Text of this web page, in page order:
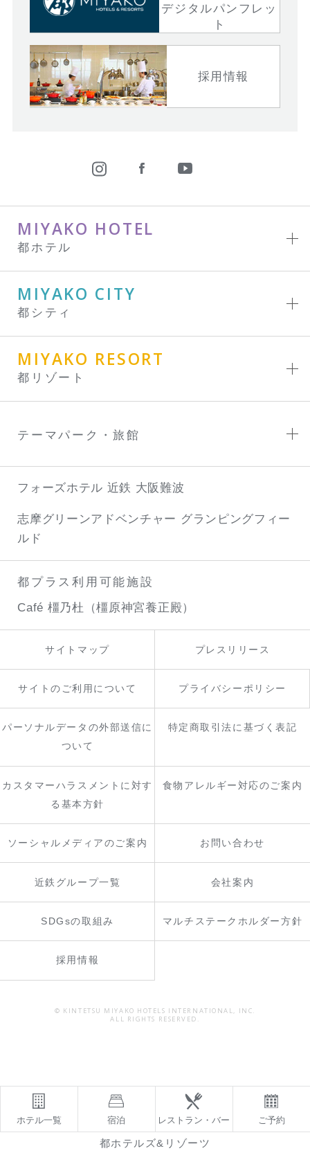
デジタルパンフレッ
ト
採用情報
MIYAKO HOTEL
都ホテル
MIYAKO CITY
都シティ
MIYAKO RESORT
都リゾート
テーマパーク・旅館
フォーズホテル 近鉄 大阪難波
志摩グリーンアドベンチャー グランピングフィー
ルド
都プラス利用可能施設
Café 橿乃杜（橿原神宮養正殿）
サイトマップ プレスリリース
サイトのご利用について プライバシーポリシー
パーソナルデータの外部送信に
ついて
特定商取引法に基づく表記
カスタマーハラスメントに対す
る基本方針
食物アレルギー対応のご案内
ソーシャルメディアのご案内 お問い合わせ
近鉄グループ一覧 会社案内
SDGsの取組み マルチステークホルダー方針
採用情報
© KINTETSU MIYAKO HOTELS INTERNATIONAL, INC.
ALL RIGHTS RESERVED.
ホテル一覧 宿泊 レストラン・バー ご予約
都ホテルズ&リゾーツ